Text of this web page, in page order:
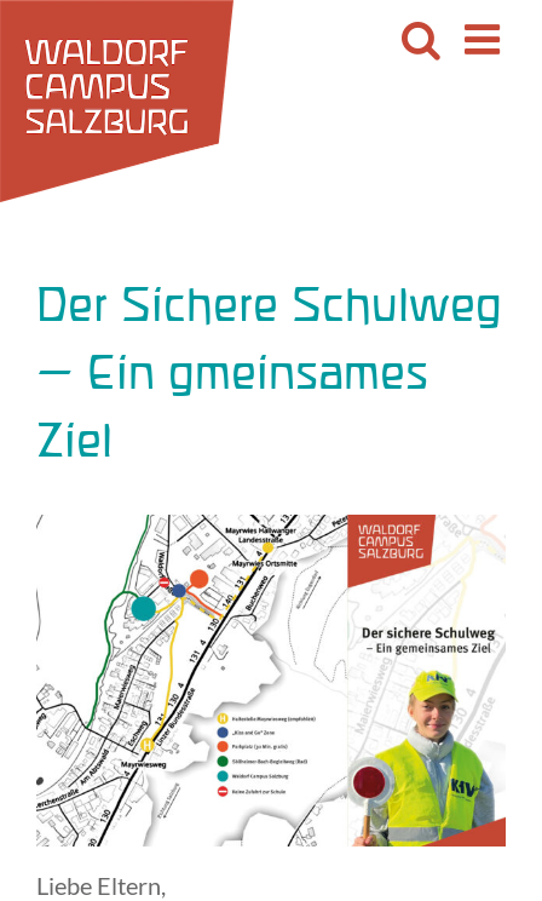
Inhalt
springen
Der Sichere Schulweg
– Ein gmeinsames
Ziel
Liebe Eltern,